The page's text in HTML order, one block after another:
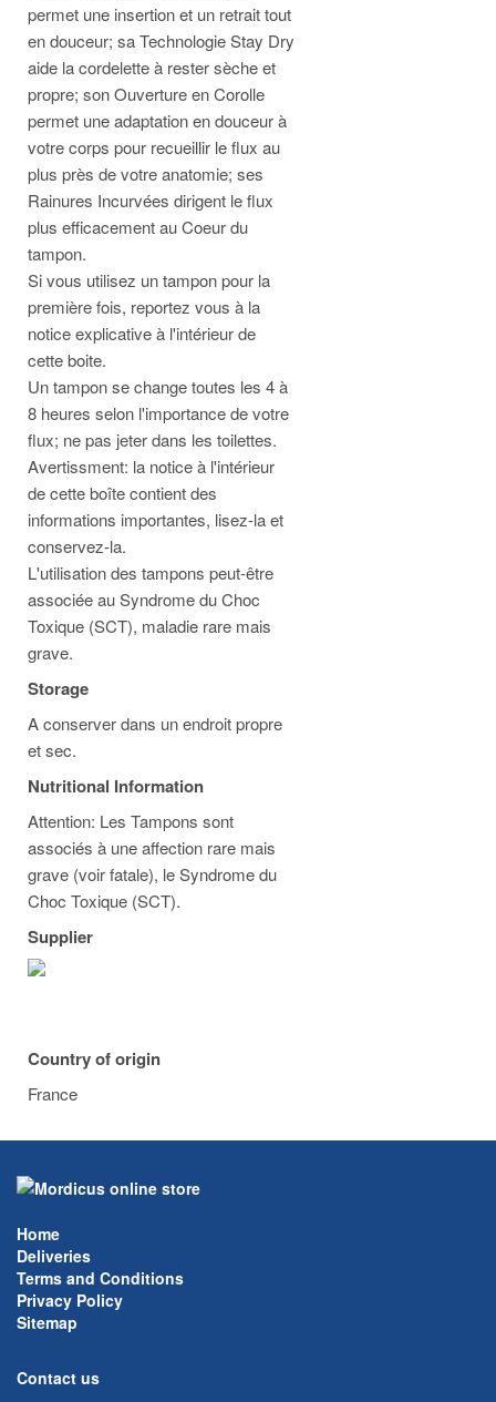
permet une insertion et un retrait tout
en douceur; sa Technologie Stay Dry
aide la cordelette à rester sèche et
propre; son Ouverture en Corolle
permet une adaptation en douceur à
votre corps pour recueillir le flux au
plus près de votre anatomie; ses
Rainures Incurvées dirigent le flux
plus efficacement au Coeur du
tampon.
Si vous utilisez un tampon pour la
première fois, reportez vous à la
notice explicative à l'intérieur de
cette boite.
Un tampon se change toutes les 4 à
8 heures selon l'importance de votre
flux; ne pas jeter dans les toilettes.
Avertissment: la notice à l'intérieur
de cette boîte contient des
informations importantes, lisez-la et
conservez-la.
L'utilisation des tampons peut-être
associée au Syndrome du Choc
Toxique (SCT), maladie rare mais
grave.
Storage
A conserver dans un endroit propre
et sec.
Nutritional Information
Attention: Les Tampons sont
associés à une affection rare mais
grave (voir fatale), le Syndrome du
Choc Toxique (SCT).
Supplier
Country of origin
France
Home
Deliveries
Terms and Conditions
Privacy Policy
Sitemap
Contact us